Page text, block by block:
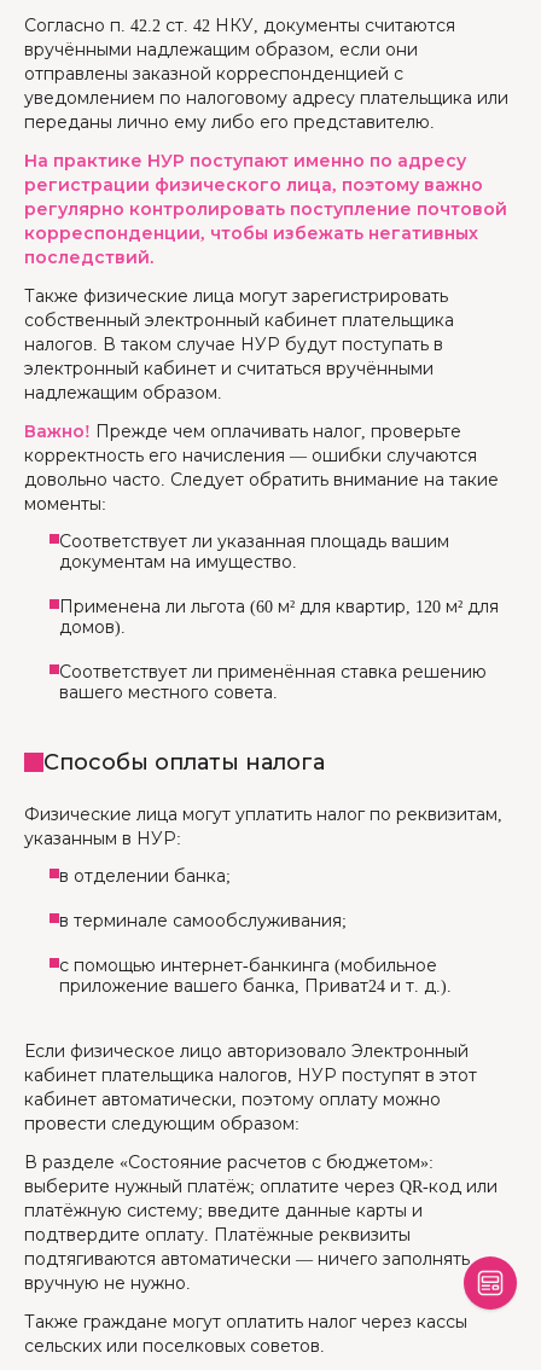
Согласно п. 42.2 ст. 42 НКУ, документы считаются
вручёнными надлежащим образом, если они
отправлены заказной корреспонденцией с
уведомлением по налоговому адресу плательщика или
переданы лично ему либо его представителю.
На практике НУР поступают именно по адресу
регистрации физического лица, поэтому важно
регулярно контролировать поступление почтовой
корреспонденции, чтобы избежать негативных
последствий.
Также физические лица могут зарегистрировать
собственный электронный кабинет плательщика
налогов. В таком случае НУР будут поступать в
электронный кабинет и считаться вручёнными
надлежащим образом.
Важно! Прежде чем оплачивать налог, проверьте
корректность его начисления — ошибки случаются
довольно часто. Следует обратить внимание на такие
моменты:
Соответствует ли указанная площадь вашим
документам на имущество.
Применена ли льгота (60 м² для квартир, 120 м² для
домов).
Соответствует ли применённая ставка решению
вашего местного совета.
Способы оплаты налога
Физические лица могут уплатить налог по реквизитам,
указанным в НУР:
в отделении банка;
в терминале самообслуживания;
с помощью интернет-банкинга (мобильное
приложение вашего банка, Приват24 и т. д.).
Если физическое лицо авторизовало Электронный
кабинет плательщика налогов, НУР поступят в этот
кабинет автоматически, поэтому оплату можно
провести следующим образом:
В разделе «Состояние расчетов с бюджетом»:
выберите нужный платёж; оплатите через QR-код или
платёжную систему; введите данные карты и
подтвердите оплату. Платёжные реквизиты
подтягиваются автоматически — ничего заполнять
вручную не нужно.
Также граждане могут оплатить налог через кассы
сельских или поселковых советов.